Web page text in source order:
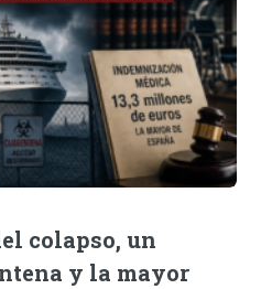
colapso, un
y la mayor